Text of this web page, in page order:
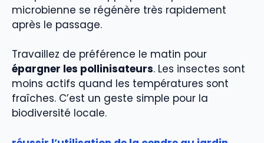
microbienne se régénère très rapidement
après le passage.
Travaillez de préférence le matin pour
épargner les pollinisateurs. Les insectes sont
moins actifs quand les températures sont
fraîches. C’est un geste simple pour la
biodiversité locale.